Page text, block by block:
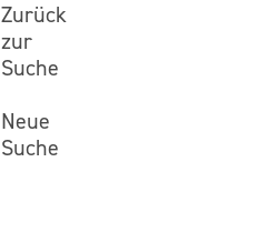
Zurück
zur
Suche
Neue
Suche